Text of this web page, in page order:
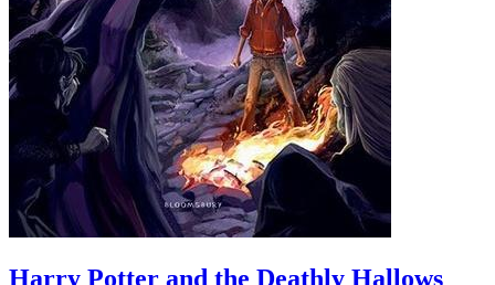
Harry Potter and the Deathly Hallows